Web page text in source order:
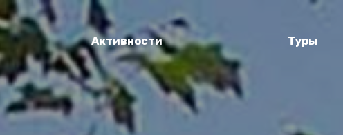
Активности Туры